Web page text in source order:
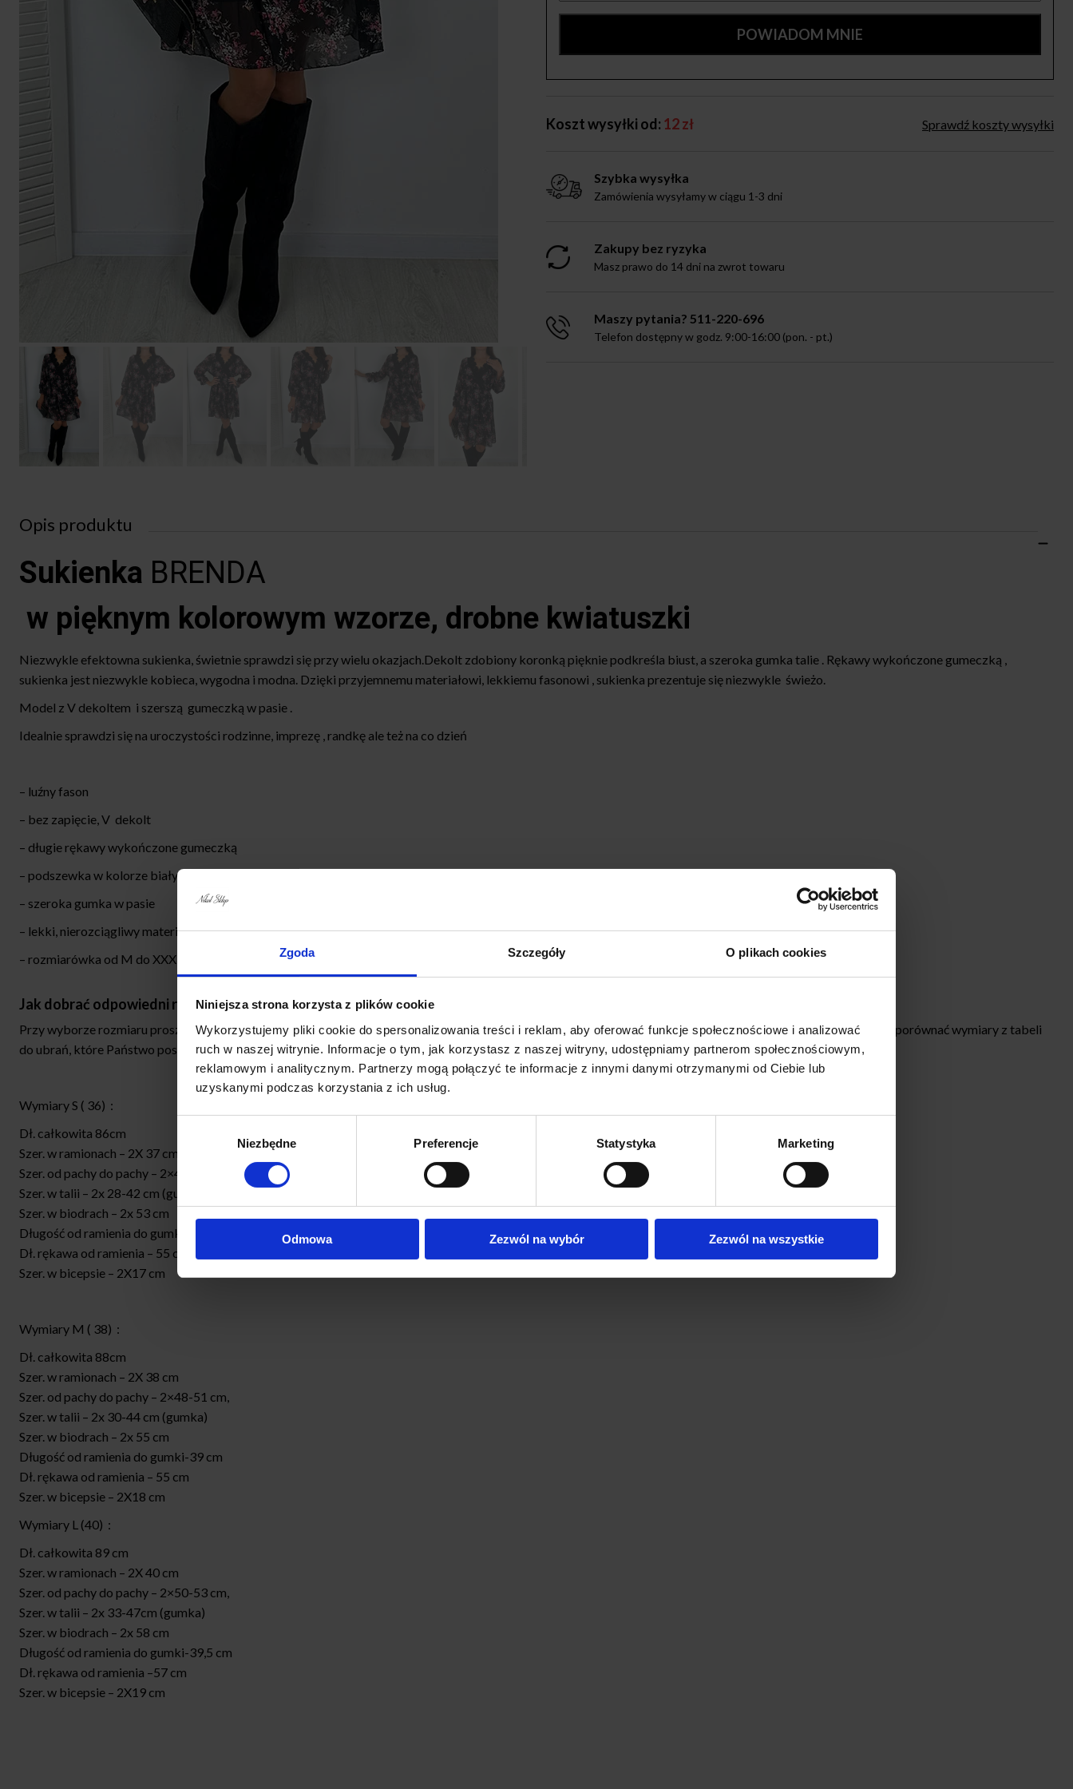
Zgoda Szczegóły O plikach cookies
Niniejsza strona korzysta z plików cookie
Wykorzystujemy pliki cookie do spersonalizowania treści i reklam, aby oferować funkcje społecznościowe i analizować
ruch w naszej witrynie. Informacje o tym, jak korzystasz z naszej witryny, udostępniamy partnerom społecznościowym,
reklamowym i analitycznym. Partnerzy mogą połączyć te informacje z innymi danymi otrzymanymi od Ciebie lub
uzyskanymi podczas korzystania z ich usług.
Niezbędne Preferencje Statystyka Marketing
Odmowa Zezwól na wybór Zezwól na wszystkie
Koszt wysyłki od: 12 zł Sprawdź koszty wysyłki
Szybka wysyłka
Zamówienia wysyłamy w ciągu 1-3 dni
Zakupy bez ryzyka
Masz prawo do 14 dni na zwrot towaru
Maszy pytania? 511-220-696
Telefon dostępny w godz. 9:00-16:00 (pon. - pt.)
Opis produktu
Sukienka BRENDA
w pięknym kolorowym wzorze, drobne kwiatuszki
Niezwykle efektowna sukienka, świetnie sprawdzi się przy wielu okazjach.Dekolt zdobiony koronką pięknie podkreśla biust, a szeroka gumka talie . Rękawy wykończone gumeczką ,
sukienka jest niezwykle kobieca, wygodna i modna. Dzięki przyjemnemu materiałowi, lekkiemu fasonowi , sukienka prezentuje się niezwykle świeżo.
Model z V dekoltem i szerszą gumeczką w pasie .
Idealnie sprawdzi się na uroczystości rodzinne, imprezę , randkę ale też na co dzień
– luźny fason
– bez zapięcie, V dekolt
– długie rękawy wykończone gumeczką
– podszewka w kolorze białym
– szeroka gumka w pasie
– lekki, nierozciągliwy materiał
– rozmiarówka od M do XXXL
Jak dobrać odpowiedni rozmiar?
Przy wyborze rozmiaru proszę sugerować się wymiarami podanymi poniższej. Produkty mierzone są na płasko bez rozciągania. Przy wyborze rozmiaru najlepiej porównać wymiary z tabeli
do ubrań, które Państwo posiadają.
Wymiary S ( 36) :
Dł. całkowita 86cm
Szer. w ramionach – 2X 37 cm
Szer. od pachy do pachy – 2×46-48 cm,
Szer. w talii – 2x 28-42 cm (gumka)
Szer. w biodrach – 2x 53 cm
Długość od ramienia do gumki-39 cm
Dł. rękawa od ramienia – 55 cm
Szer. w bicepsie – 2X17 cm
Wymiary M ( 38) :
Dł. całkowita 88cm
Szer. w ramionach – 2X 38 cm
Szer. od pachy do pachy – 2×48-51 cm,
Szer. w talii – 2x 30-44 cm (gumka)
Szer. w biodrach – 2x 55 cm
Długość od ramienia do gumki-39 cm
Dł. rękawa od ramienia – 55 cm
Szer. w bicepsie – 2X18 cm
Wymiary L (40) :
Dł. całkowita 89 cm
Szer. w ramionach – 2X 40 cm
Szer. od pachy do pachy – 2×50-53 cm,
Szer. w talii – 2x 33-47cm (gumka)
Szer. w biodrach – 2x 58 cm
Długość od ramienia do gumki-39,5 cm
Dł. rękawa od ramienia –57 cm
Szer. w bicepsie – 2X19 cm